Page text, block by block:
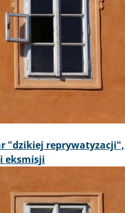
"dzikiej reprywatyzacji",
eksmisji